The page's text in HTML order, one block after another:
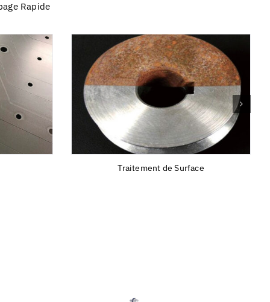
Rapide
Traitement de Surface